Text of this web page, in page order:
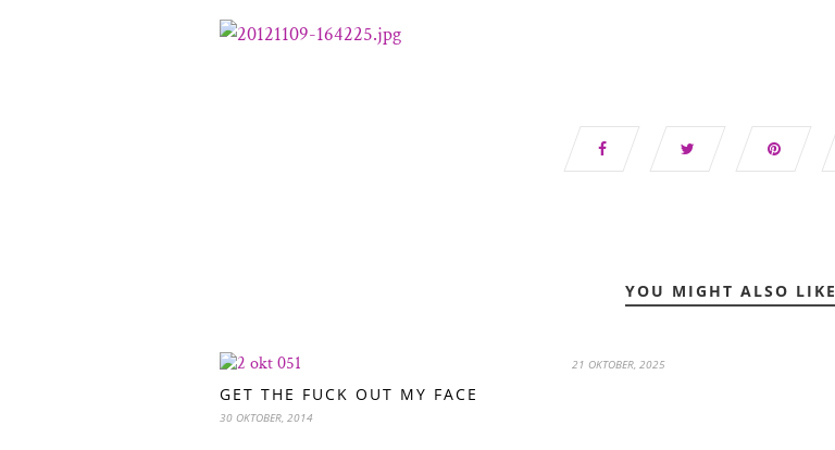
YOU MIGHT ALSO LIKE
GET THE FUCK OUT MY FACE
30 OKTOBER, 2014
21 OKTOBER, 2025